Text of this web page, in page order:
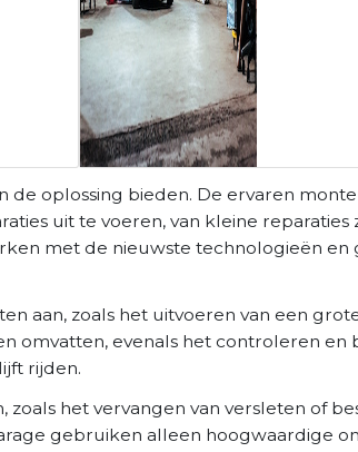
oplossing bieden. De ervaren
uit te voeren, van kleine reparaties
met de nieuwste technologieën
aan, zoals het uitvoeren van een
omvatten, evenals het controleren
rijden.
het vervangen van versleten of
gebruiken alleen hoogwaardige